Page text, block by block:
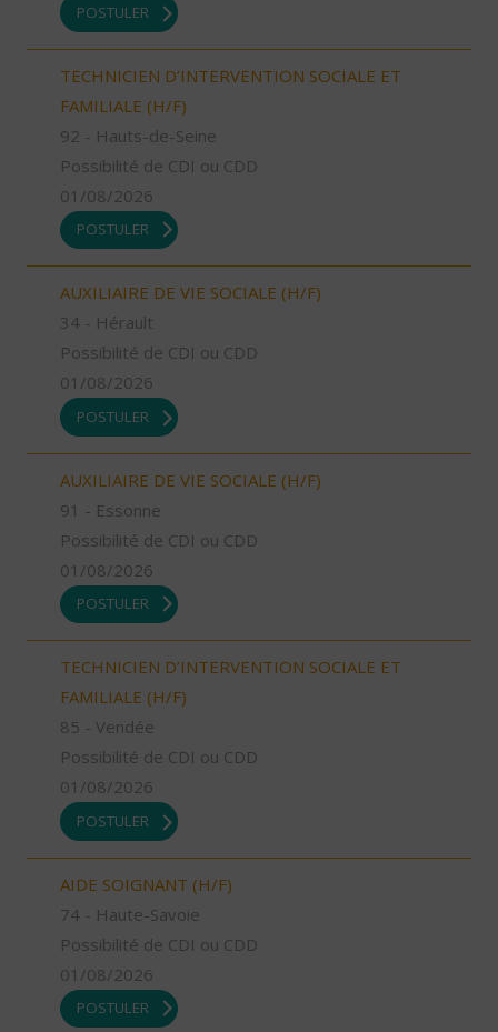
POSTULER
TECHNICIEN D’INTERVENTION SOCIALE ET
FAMILIALE (H/F)
92 - Hauts-de-Seine
Possibilité de CDI ou CDD
01/08/2026
POSTULER
AUXILIAIRE DE VIE SOCIALE (H/F)
34 - Hérault
Possibilité de CDI ou CDD
01/08/2026
POSTULER
AUXILIAIRE DE VIE SOCIALE (H/F)
91 - Essonne
Possibilité de CDI ou CDD
01/08/2026
POSTULER
TECHNICIEN D’INTERVENTION SOCIALE ET
FAMILIALE (H/F)
85 - Vendée
Possibilité de CDI ou CDD
01/08/2026
POSTULER
AIDE SOIGNANT (H/F)
74 - Haute-Savoie
Possibilité de CDI ou CDD
01/08/2026
POSTULER